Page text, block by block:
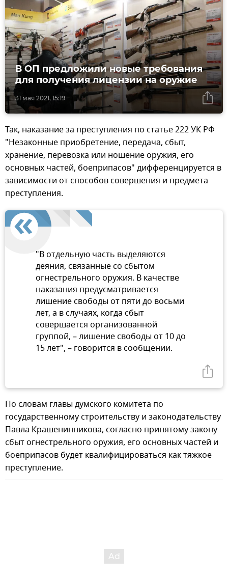
31 мая 2021, 15:19
В ОП предложили новые требования
для получения лицензии на оружие
Так, наказание за преступления по статье 222 УК РФ
"Незаконные приобретение, передача, сбыт,
хранение, перевозка или ношение оружия, его
основных частей, боеприпасов" дифференцируется в
зависимости от способов совершения и предмета
преступления.
"В отдельную часть выделяются
деяния, связанные со сбытом
огнестрельного оружия. В качестве
наказания предусматривается
лишение свободы от пяти до восьми
лет, а в случаях, когда сбыт
совершается организованной
группой, – лишение свободы от 10 до
15 лет", – говорится в сообщении.
По словам главы думского комитета по
государственному строительству и законодательству
Павла Крашенинникова, согласно принятому закону
сбыт огнестрельного оружия, его основных частей и
боеприпасов будет квалифицироваться как тяжкое
преступление.